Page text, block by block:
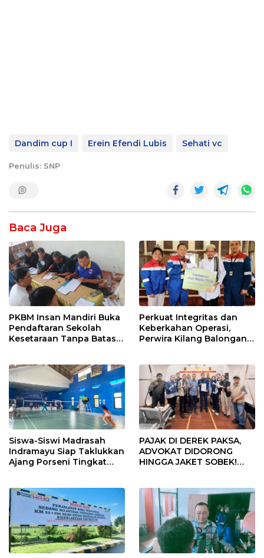
Dandim cup I Erein Efendi Lubis Sehati vc
Penulis: SNP
Baca Juga
PKBM Insan Mandiri Buka
Pendaftaran Sekolah
Kesetaraan Tanpa Batas
Perkuat Integritas dan
Keberkahan Operasi,
Perwira Kilang Balongan
Siswa-Siswi Madrasah
Indramayu Siap Taklukkan
Ajang Porseni Tingkat
PAJAK DI DEREK PAKSA,
ADVOKAT DIDORONG
HINGGA JAKET SOBEK!
Pekanbaru!